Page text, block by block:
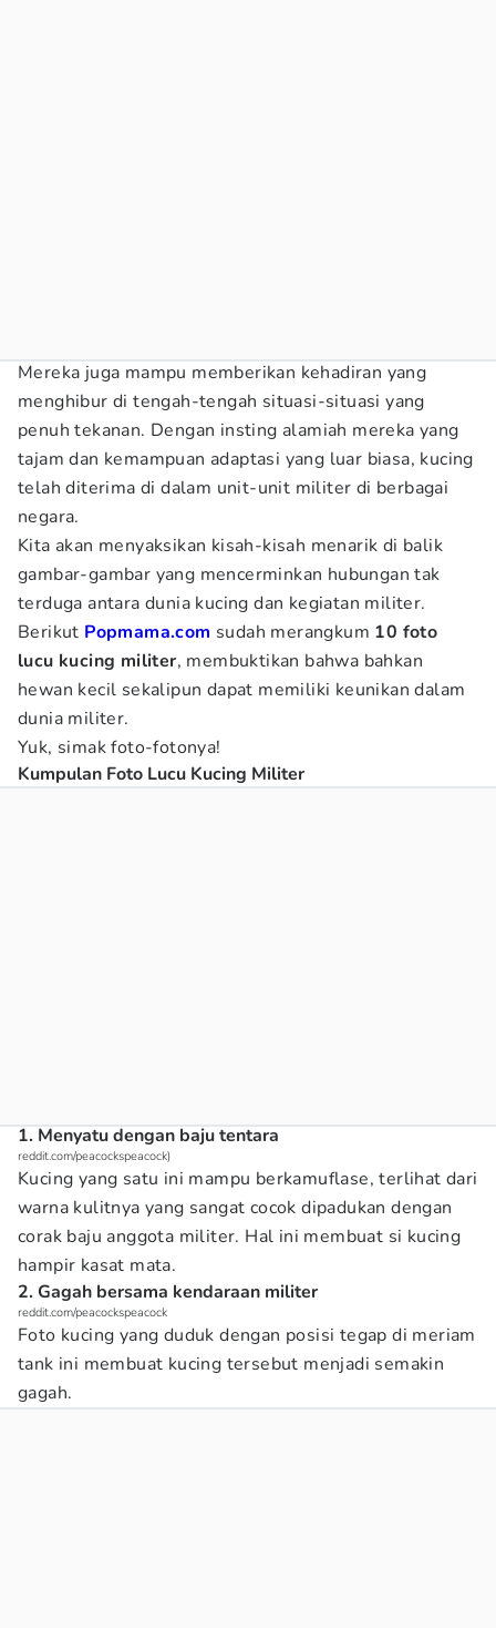
Mereka juga mampu memberikan kehadiran yang
menghibur di tengah-tengah situasi-situasi yang
penuh tekanan. Dengan insting alamiah mereka yang
tajam dan kemampuan adaptasi yang luar biasa, kucing
telah diterima di dalam unit-unit militer di berbagai
negara.
Kita akan menyaksikan kisah-kisah menarik di balik
gambar-gambar yang mencerminkan hubungan tak
terduga antara dunia kucing dan kegiatan militer.
Berikut Popmama.com sudah merangkum 10 foto
lucu kucing militer, membuktikan bahwa bahkan
hewan kecil sekalipun dapat memiliki keunikan dalam
dunia militer.
Yuk, simak foto-fotonya!
Kumpulan Foto Lucu Kucing Militer
1. Menyatu dengan baju tentara
reddit.com/peacockspeacock)
Kucing yang satu ini mampu berkamuflase, terlihat dari
warna kulitnya yang sangat cocok dipadukan dengan
corak baju anggota militer. Hal ini membuat si kucing
hampir kasat mata.
2. Gagah bersama kendaraan militer
reddit.com/peacockspeacock
Foto kucing yang duduk dengan posisi tegap di meriam
tank ini membuat kucing tersebut menjadi semakin
gagah.